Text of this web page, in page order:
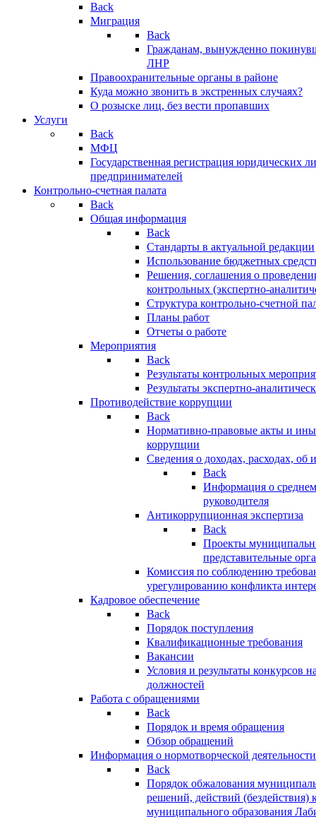
Back
Миграция
Back
Гражданам, вынужденно
ЛНР
Правоохранительные органы в районе
Куда можно звонить в экстренных случаях?
О розыске лиц, без вести пропавших
Услуги
Back
МФЦ
Государственная регистрация юридических
предпринимателей
Контрольно-счетная палата
Back
Общая информация
Back
Стандарты в актуальной редакции
Использование бюджетных
Решения, соглашения о
контрольных (экспертно-
Структура контрольно-счетной
Планы работ
Отчеты о работе
Мероприятия
Back
Результаты контрольных
Результаты экспертно-
Противодействие коррупции
Back
Нормативно-правовые акты и
коррупции
Сведения о доходах, расходах, об
Back
Информация о
руководителя
Антикоррупционная экспертиза
Back
Проекты
представительные
Комиссия по соблюдению
урегулированию конфликта
Кадровое обеспечение
Back
Порядок поступления
Квалификационные требования
Вакансии
Условия и результаты конкурсов
должностей
Работа с обращениями
Back
Порядок и время обращения
Обзор обращений
Информация о нормотворческой деятельности
Back
Порядок обжалования
решений, действий (бездействия)
муниципального образования